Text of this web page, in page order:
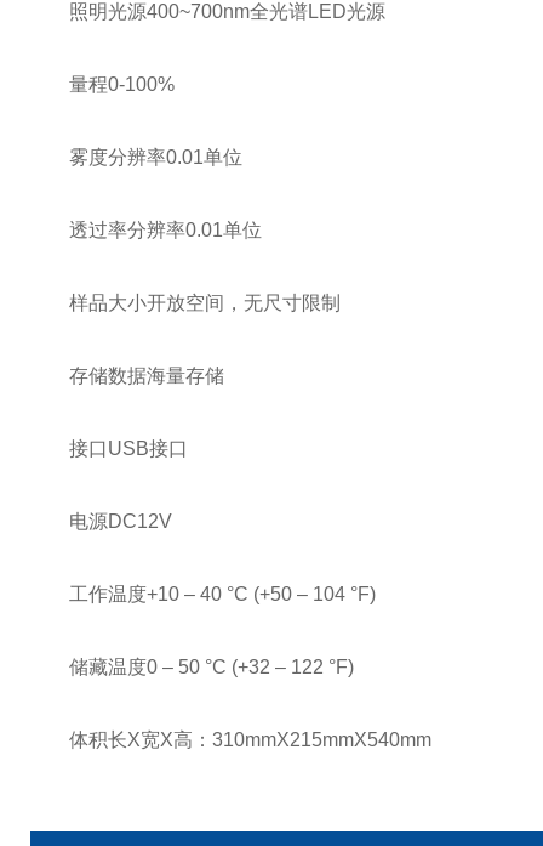
照明光源400~700nm全光谱LED光源
量程0-100%
雾度分辨率0.01单位
透过率分辨率0.01单位
样品大小开放空间，无尺寸限制
存储数据海量存储
接口USB接口
电源DC12V
工作温度+10 – 40 °C (+50 – 104 °F)
储藏温度0 – 50 °C (+32 – 122 °F)
体积长X宽X高：310mmX215mmX540mm